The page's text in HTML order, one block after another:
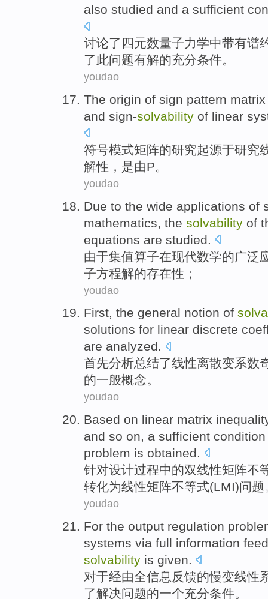
also studied and a sufficient
讨论了四元数量子力学中带有谱
了此问题有解的充分条件。
youdao
The origin of sign pattern matrix
and sign-solvability of linear
符号模式矩阵的研究起源于研究
解性 ， 是由P。
youdao
Due to the wide applications of
mathematics , the solvability of
equations are studied.
由于集值算子在现代数学的广泛
子方程解的存在性；
youdao
First, the general notion of
solutions for linear discrete
are analyzed.
首先分析总结了线性离散变系数
的一般概念。
youdao
Based on linear matrix
and so on, a sufficient
problem is obtained.
针对设计过程中的双线性矩阵不
转化为线性矩阵不等式(LMI)问题
youdao
For the output regulation
systems via full information
solvability is given.
对于经由全信息 反馈的慢变线性
了解决问题的一个充分条件。